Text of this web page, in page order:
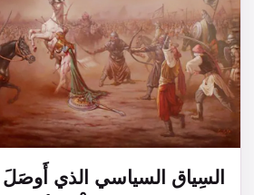
السِياق السياسي الذي